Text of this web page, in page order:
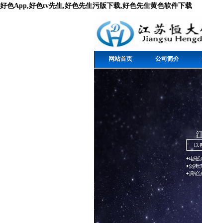
好色App,好色tv先生,好色先生污版下载,好色先生黄色软件下载
网站首页 公司简介